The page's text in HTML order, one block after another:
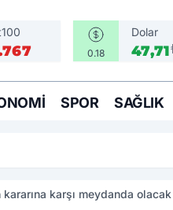
0.18
Dolar
47,71
SPOR SAĞLIK
karşı meydanda olacak